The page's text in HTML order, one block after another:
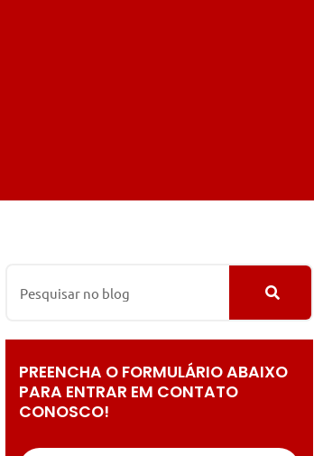
PREENCHA O FORMULÁRIO ABAIXO
PARA ENTRAR EM CONTATO
CONOSCO!